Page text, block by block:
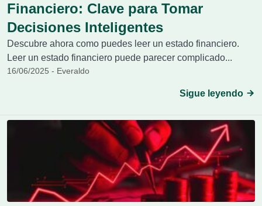
Financiero: Clave para Tomar
Decisiones Inteligentes
Descubre ahora como puedes leer un estado financiero.
Leer un estado financiero puede parecer complicado...
16/06/2025 - Everaldo
Sigue leyendo